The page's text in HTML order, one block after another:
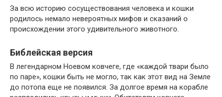
За всю историю сосуществования человека и кошки
родилось немало невероятных мифов и сказаний о
происхождении этого удивительного животного.
Библейская версия
В легендарном Ноевом ковчеге, где «каждой твари было
по паре», кошки быть не могло, так как этот вид на Земле
до потопа еще не появился. За долгое время на корабле